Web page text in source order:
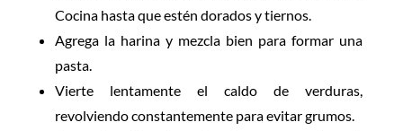
Cocina hasta que estén dorados y tiernos.
Agrega la harina y mezcla bien para formar una
pasta.
Vierte lentamente el caldo de verduras,
revolviendo constantemente para evitar grumos.